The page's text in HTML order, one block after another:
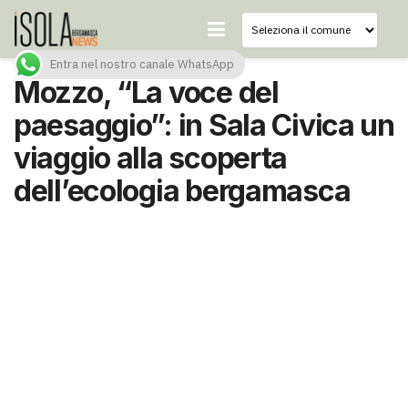
Mozzo, “La voce del
paesaggio”: in Sala Civica un
viaggio alla scoperta
dell’ecologia bergamasca
Entra nel nostro canale WhatsApp